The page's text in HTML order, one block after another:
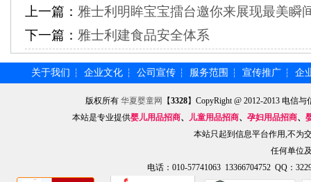
上一篇： 雅士利明眸宝宝擂台邀你来展现最美瞬
下一篇： 雅士利建食品安全体系
关于我们 ┆ 企业文化 ┆ 公司宣传 ┆ 服务范围 ┆ 宣传推广 ┆ 企
版权所有华夏婴童网 【3328】CopyRight @ 2012-2013 电信
本站是专业提供婴儿用品招商、 儿童用品招商、 孕妇用品招商、
本站只起到信息平台作用,不为
任何单位
电话：010-57741063 13366704752 QQ：